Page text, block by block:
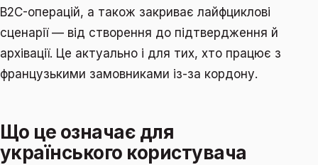
B2C-операцій, а також закриває лайфциклові
сценарії — від створення до підтвердження й
архівації. Це актуально і для тих, хто працює з
французькими замовниками із-за кордону.
Що це означає для
українського користувача